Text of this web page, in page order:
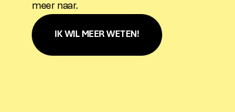
meer naar.
IK WIL MEER WETEN!